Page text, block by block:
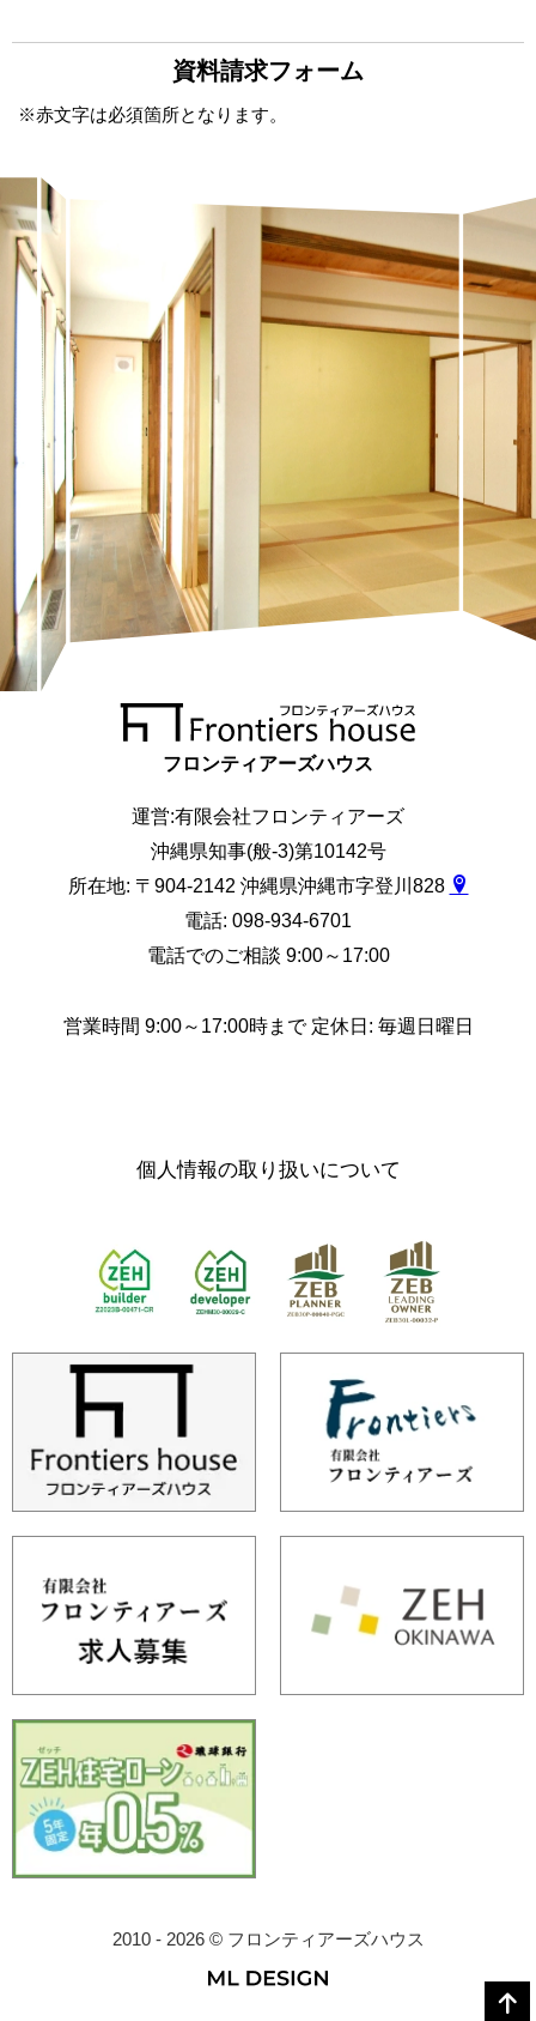
資料請求フォーム
※赤文字は必須箇所となります。
フロンティアーズハウス
運営:有限会社フロンティアーズ
沖縄県知事(般-3)第10142号
所在地: 〒904-2142 沖縄県沖縄市字登川828
電話: 098-934-6701
電話でのご相談 9:00～17:00
営業時間 9:00～17:00時まで 定休日: 毎週日曜日
個人情報の取り扱いについて
2010 - 2026 © フロンティアーズハウス